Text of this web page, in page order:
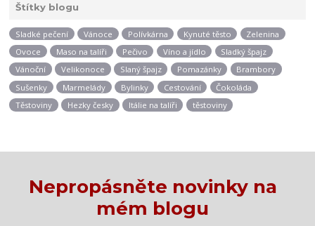
Štítky blogu
Sladké pečení Vánoce Polívkárna Kynuté těsto
Zelenina
Ovoce
Maso na talíři Pečivo Víno a jídlo
Sladký špajz
Vánoční
Velikonoce Slaný špajz Pomazánky
Brambory
Sušenky
Marmelády Bylinky Cestování
Čokoláda
Těstoviny
Hezky česky Itálie na talíři těstoviny
Nepropásněte novinky na
mém blogu